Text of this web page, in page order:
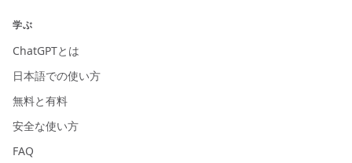
学ぶ
ChatGPTとは
日本語での使い方
無料と有料
安全な使い方
FAQ